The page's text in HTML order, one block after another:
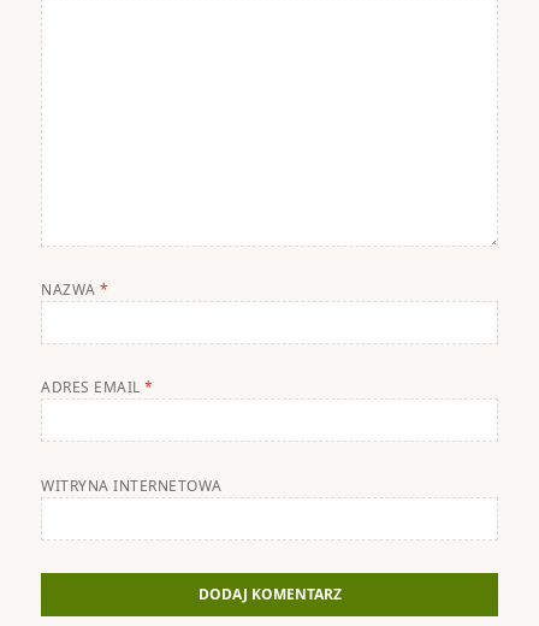
NAZWA*
ADRES EMAIL*
WITRYNA INTERNETOWA